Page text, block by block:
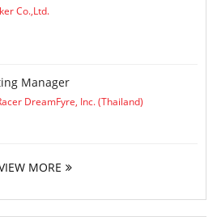
Co.,Ltd.
Manager
DreamFyre, Inc. (Thailand)
MORE